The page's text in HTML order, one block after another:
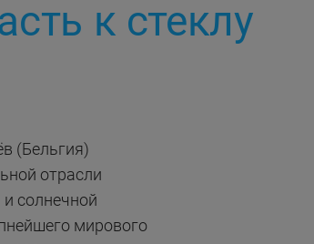
к стеклу
(Бельгия)
отрасли
и солнечной
мирового